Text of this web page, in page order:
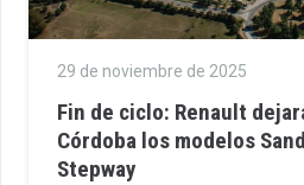
29 de noviembre de 2025
Fin de ciclo: Renault
Córdoba los modelos
Stepway